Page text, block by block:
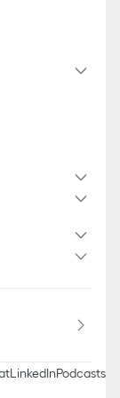
al
LinkedInPodcasts